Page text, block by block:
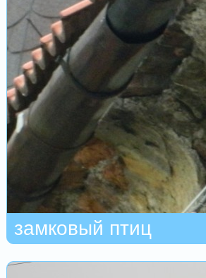
замковый птиц